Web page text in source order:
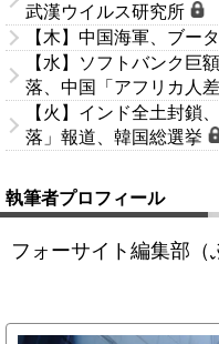
武漢ウイルス研究所
【木】中国海軍、ブー
【水】ソフトバンク巨
落、中国「アフリカ人
【火】インド全土封鎖
落」報道、韓国総選挙
執筆者プロフィール
フォーサイト編集部（